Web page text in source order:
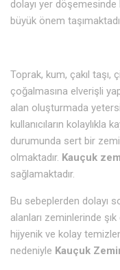
dolayı yer
büyük önem
Toprak, kum, çakıl taşı,
çoğalmasına elverişli
alan oluşturmada
kullanıcıların kolaylıkla
durumunda sert bir
olmaktadır. Kauçuk
sağlamaktadır.
Bu sebeplerden dolayı
alanları zeminlerinde
hijyenik ve kolay
nedeniyle Kauçuk